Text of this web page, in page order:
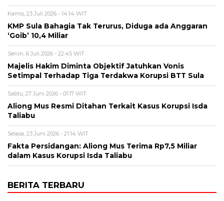
Kamis, 23 Juli 2026 - 14:14 WIT
KMP Sula Bahagia Tak Terurus, Diduga ada Anggaran
‘Goib’ 10,4 Miliar
Senin, 6 Juli 2026 - 22:45 WIT
Majelis Hakim Diminta Objektif Jatuhkan Vonis
Setimpal Terhadap Tiga Terdakwa Korupsi BTT Sula
Sabtu, 27 Juni 2026 - 01:17 WIT
Aliong Mus Resmi Ditahan Terkait Kasus Korupsi Isda
Taliabu
Selasa, 23 Juni 2026 - 21:14 WIT
Fakta Persidangan: Aliong Mus Terima Rp7,5 Miliar
dalam Kasus Korupsi Isda Taliabu
BERITA TERBARU